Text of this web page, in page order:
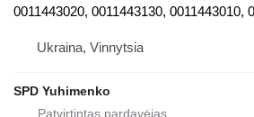
0011443020, 0011443130, 0011443010,
Ukraina, Vinnytsia
SPD Yuhimenko